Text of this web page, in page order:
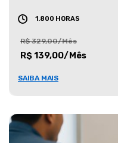
1.800 HORAS
R$ 329,00/Mês
R$ 139,00/Mês
SAIBA MAIS